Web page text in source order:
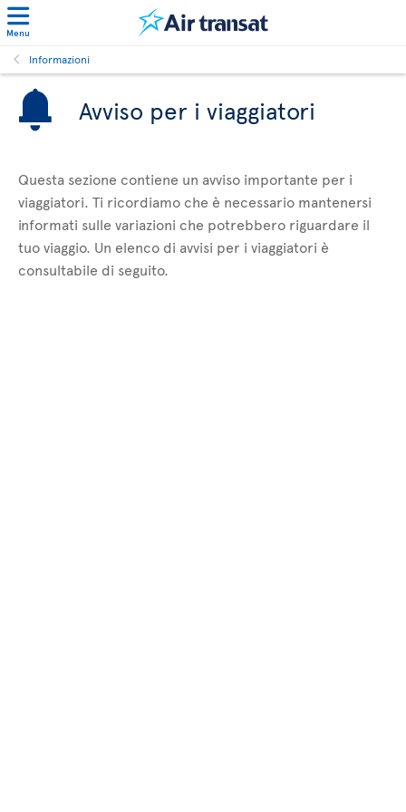
Menu
Informazioni
Avviso per i viaggiatori
Questa sezione contiene un avviso importante per i
viaggiatori. Ti ricordiamo che è necessario mantenersi
informati sulle variazioni che potrebbero riguardare il
tuo viaggio. Un elenco di avvisi per i viaggiatori è
consultabile di seguito.